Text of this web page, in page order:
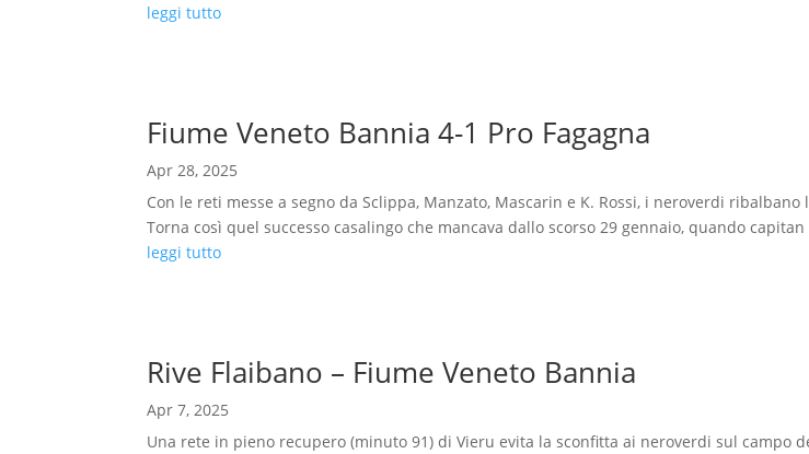
leggi tutto
Fiume Veneto Bannia 4-1 Pro Fagagna
Apr 28, 2025
Con le reti messe a segno da Sclippa, Manzato, Mascarin e K. Rossi, i neroverdi
Torna così quel successo casalingo che mancava dallo scorso 29 gennaio, quando
leggi tutto
Rive Flaibano – Fiume Veneto Bannia
Apr 7, 2025
Una rete in pieno recupero (minuto 91) di Vieru evita la sconfitta ai neroverdi sul campo